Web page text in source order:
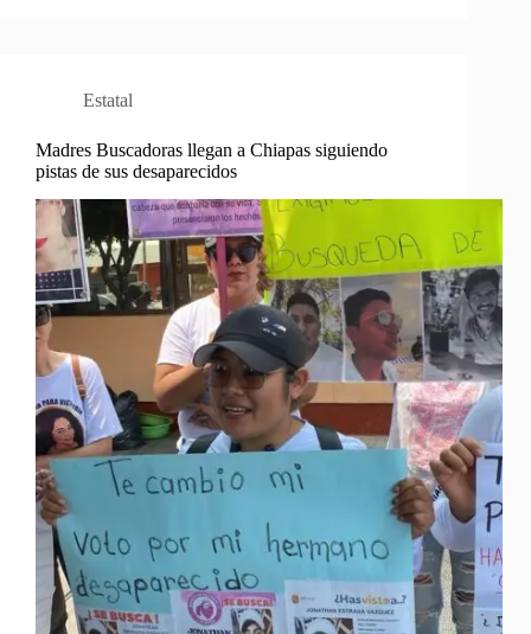
Estatal
Madres Buscadoras llegan a Chiapas siguiendo
pistas de sus desaparecidos